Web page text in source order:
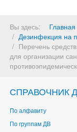
Вы здесь: Главная
Дезинфекция на
Перечень
для организации
СПРАВОЧНИК
По алфавиту
По группам ДВ